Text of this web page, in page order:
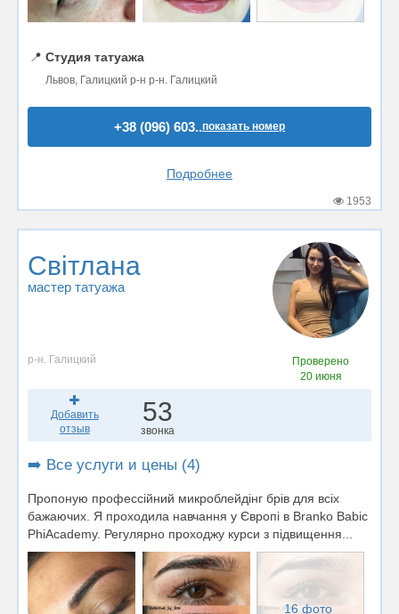
📍 Студия татуажа
Львов, Галицкий р-н р-н. Галицкий
+38 (096) 603..показать номер
Подробнее
1953
Світлана
мастер татуажа
р-н. Галицкий
Проверено
20 июня
Добавить
отзыв
53
звонка
➡️ Все услуги и цены (4)
Пропоную профессійний микроблейдінг брів для всіх
бажаючих. Я проходила навчання у Європі в Branko Babic
PhiAcademy. Регулярно проходжу курси з підвищення...
16 фото